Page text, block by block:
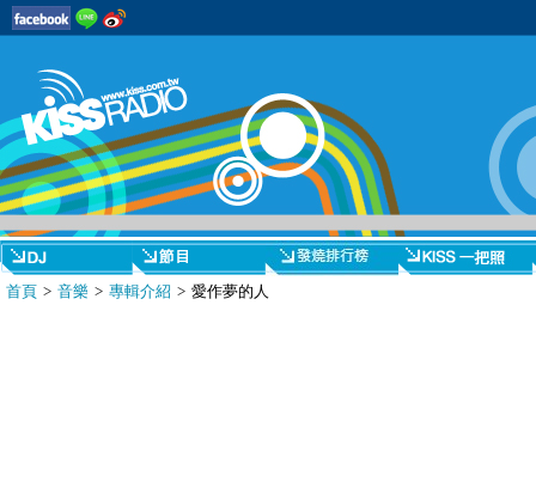
首頁 > 音樂 > 專輯介紹 > 愛作夢的人